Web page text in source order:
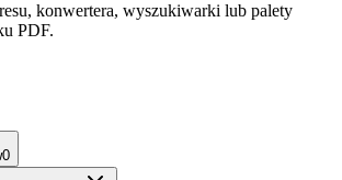
konwertera, wyszukiwarki lub palety
PDF.
0